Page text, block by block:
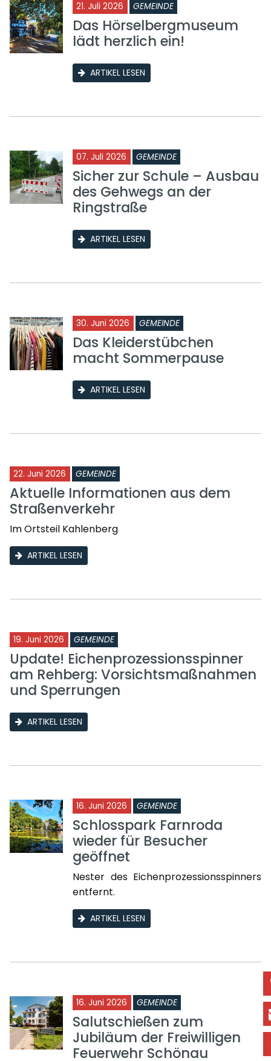
21. Juli 2026 GEMEINDE
Das Hörselbergmuseum
lädt herzlich ein!
ARTIKEL LESEN
07. Juli 2026 GEMEINDE
Sicher zur Schule – Ausbau
des Gehwegs an der
Ringstraße
ARTIKEL LESEN
30. Juni 2026 GEMEINDE
Das Kleiderstübchen
macht Sommerpause
ARTIKEL LESEN
22. Juni 2026 GEMEINDE
Aktuelle Informationen aus dem
Straßenverkehr
Im Ortsteil Kahlenberg
ARTIKEL LESEN
19. Juni 2026 GEMEINDE
Update! Eichenprozessionsspinner
am Rehberg: Vorsichtsmaßnahmen
und Sperrungen
ARTIKEL LESEN
16. Juni 2026 GEMEINDE
Schlosspark Farnroda
wieder für Besucher
geöffnet
Nester des Eichenprozessionsspinners
entfernt.
ARTIKEL LESEN
16. Juni 2026 GEMEINDE
Salutschießen zum
Jubiläum der Freiwilligen
Feuerwehr Schönau